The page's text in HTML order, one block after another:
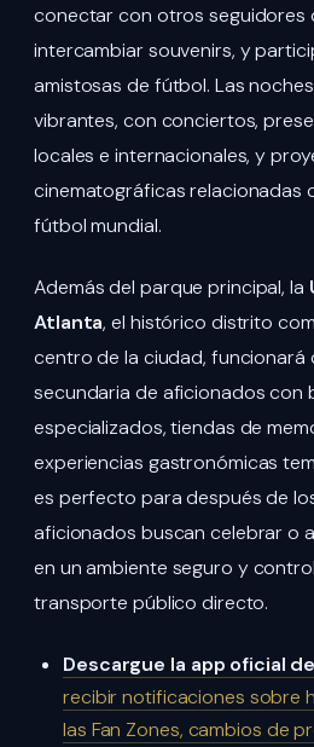
conectar con otros seguidores
intercambiar souvenirs, y
amistosas de fútbol. Las
vibrantes, con conciertos,
locales e internacionales, y
cinematográficas relacionadas
fútbol mundial.
Además del parque principal, la
Atlanta, el histórico distrito
centro de la ciudad, funcionará
secundaria de aficionados con
especializados, tiendas de
experiencias gastronómicas
es perfecto para después de
aficionados buscan celebrar o
en un ambiente seguro y
transporte público directo.
Descargue la app oficial
recibir notificaciones sobre
las Fan Zones, cambios de